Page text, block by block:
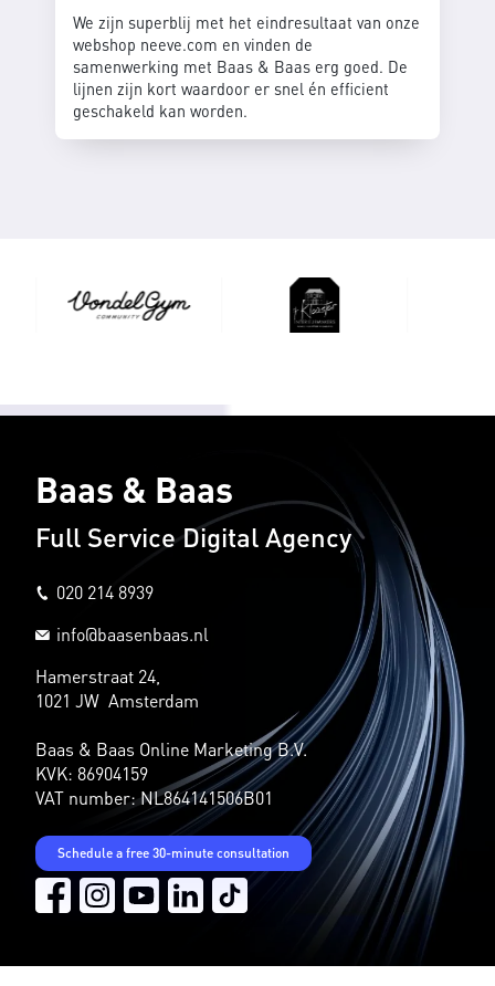
We zijn superblij met het eindresultaat van onze
webshop neeve.com en vinden de
samenwerking met Baas & Baas erg goed. De
lijnen zijn kort waardoor er snel én efficient
geschakeld kan worden.
Baas & Baas
Full Service Digital Agency
020 214 8939
info@baasenbaas.nl
Hamerstraat 24,
1021 JW Amsterdam
Baas & Baas Online Marketing B.V.
KVK: 86904159
VAT number: NL864141506B01
Schedule a free 30-minute consultation